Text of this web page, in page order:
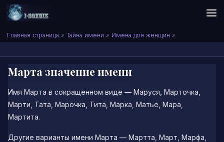
Skip to content
Сонник I-SONNIK.COM
Главная страница » Тайна имени » Имена для женщин »
Марта значение имени
Имя Марта в сокращенном виде — Маруся, Марточка,
Марти, Тата, Марочка, Тита, Марка, Матье, Мара,
Мартита.
Другие варианты имени Марта — Мартта, Март, Марфа,